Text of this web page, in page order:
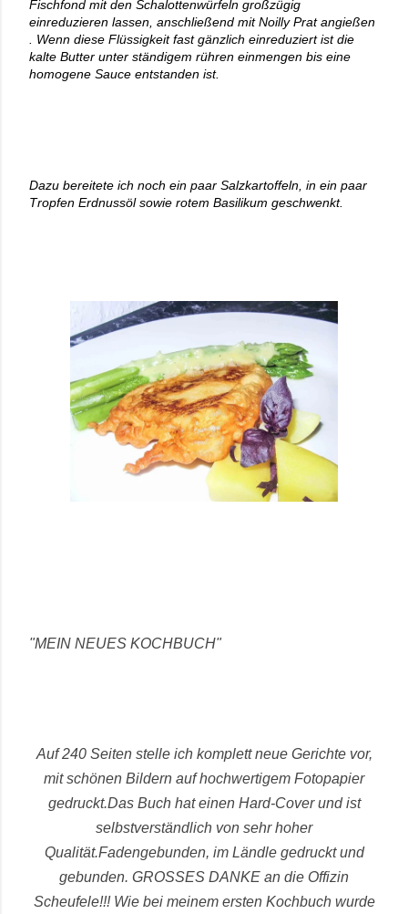
Fischfond mit den Schalottenwürfeln großzügig
einreduzieren lassen, anschließend mit Noilly Prat angießen
. Wenn diese Flüssigkeit fast gänzlich einreduziert ist die
kalte Butter unter ständigem rühren einmengen bis eine
homogene Sauce entstanden ist.
Dazu bereitete ich noch ein paar Salzkartoffeln, in ein paar
Tropfen Erdnussöl sowie rotem Basilikum geschwenkt.
"MEIN NEUES KOCHBUCH"
Auf 240 Seiten stelle ich komplett neue Gerichte vor,
mit schönen Bildern auf hochwertigem Fotopapier
gedruckt.Das Buch hat einen Hard-Cover und ist
selbstverständlich von sehr hoher
Qualität.Fadengebunden, im Ländle gedruckt und
gebunden. GROSSES DANKE an die Offizin
Scheufele!!! Wie bei meinem ersten Kochbuch wurde